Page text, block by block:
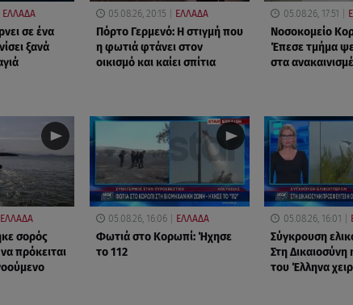
ΕΛΛΑΔΑ
σε ένα
ξανά
05.08.26, 20:15 ΕΛΛΑΔΑ
Πόρτο Γερμενό: Η στιγμή που
η φωτιά φτάνει στον
οικισμό και καίει σπίτια
05.08.26, 17:51
Νοσοκομείο
Έπεσε τμήμα
στα
ΕΛΛΑΔΑ
σορός
πρόκειται
05.08.26, 16:06 ΕΛΛΑΔΑ
Φωτιά στο Κορωπί: Ήχησε
το 112
05.08.26, 16:01
Σύγκρουση
Στη Δικαιοσύνη
του Έλληνα